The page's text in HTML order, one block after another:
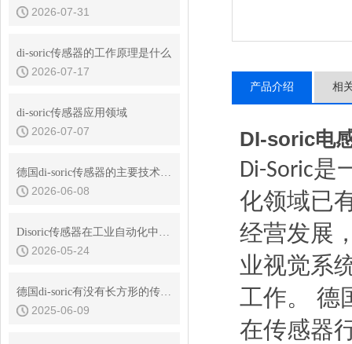
2026-07-31
di-soric传感器的工作原理是什么
2026-07-17
di-soric传感器应用领域
2026-07-07
德国di-soric传感器的主要技术优势是什么
2026-06-08
Disoric传感器在工业自动化中的定位与识别应用
2026-05-24
德国di-soric有没有长方形的传感器？
2025-06-09
产品介绍 相
DI-soric电
Di-Soric是
化领域已
经营发展
业视觉系
工作。 德
在传感器